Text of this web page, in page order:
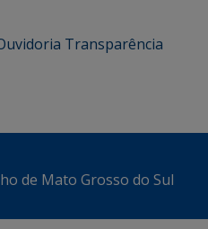
Transparência
de Mato Grosso do Sul